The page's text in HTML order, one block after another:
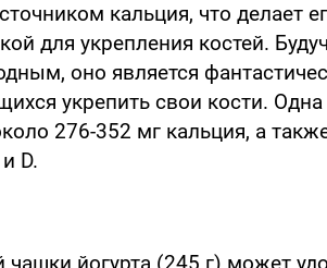
кальция, что делает
для укрепления костей.
оно является
укрепить свои кости.
276-352 мг кальция, а
D.